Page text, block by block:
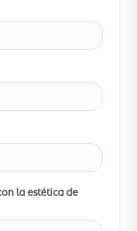
la estética de